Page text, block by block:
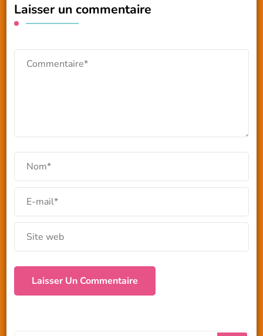
Laisser un commentaire